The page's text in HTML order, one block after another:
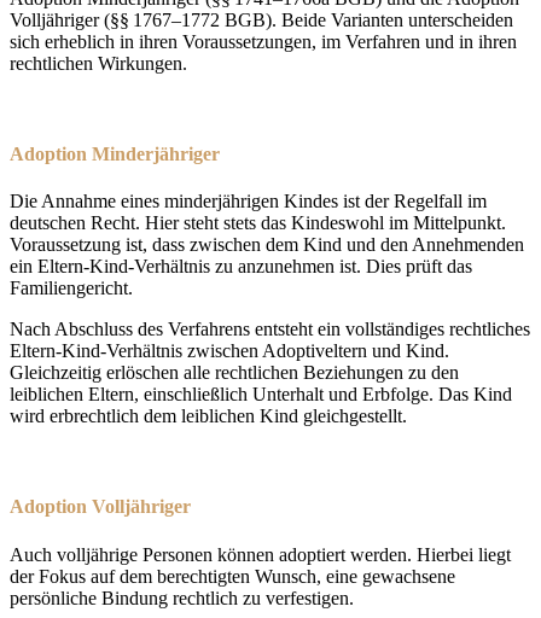
Volljähriger (§§ 1767–1772 BGB). Beide Varianten unterscheiden
sich erheblich in ihren Voraussetzungen, im Verfahren und in ihren
rechtlichen Wirkungen.
Adoption Minderjähriger
Die Annahme eines minderjährigen Kindes ist der Regelfall im
deutschen Recht. Hier steht stets das Kindeswohl im Mittelpunkt.
Voraussetzung ist, dass zwischen dem Kind und den Annehmenden
ein Eltern-Kind-Verhältnis zu anzunehmen ist. Dies prüft das
Familiengericht.
Nach Abschluss des Verfahrens entsteht ein vollständiges rechtliches
Eltern-Kind-Verhältnis zwischen Adoptiveltern und Kind.
Gleichzeitig erlöschen alle rechtlichen Beziehungen zu den
leiblichen Eltern, einschließlich Unterhalt und Erbfolge. Das Kind
wird erbrechtlich dem leiblichen Kind gleichgestellt.
Adoption Volljähriger
Auch volljährige Personen können adoptiert werden. Hierbei liegt
der Fokus auf dem berechtigten Wunsch, eine gewachsene
persönliche Bindung rechtlich zu verfestigen.